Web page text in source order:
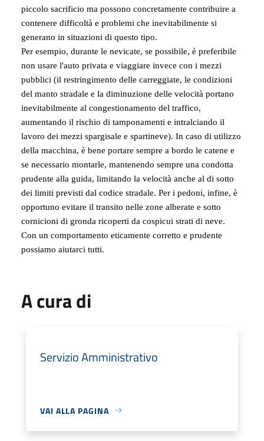
piccolo sacrificio ma possono concretamente contribuire a
contenere difficoltà e problemi che inevitabilmente si
generano in situazioni di questo tipo.
Per esempio, durante le nevicate, se possibile, è preferibile
non usare l'auto privata e viaggiare invece con i mezzi
pubblici (il restringimento delle carreggiate, le condizioni
del manto stradale e la diminuzione delle velocità portano
inevitabilmente al congestionamento del traffico,
aumentando il rischio di tamponamenti e intralciando il
lavoro dei mezzi spargisale e spartineve). In caso di utilizzo
della macchina, è bene portare sempre a bordo le catene e
se necessario montarle, mantenendo sempre una condotta
prudente alla guida, limitando la velocità anche al di sotto
dei limiti previsti dal codice stradale. Per i pedoni, infine, è
opportuno evitare il transito nelle zone alberate e sotto
cornicioni di gronda ricoperti da cospicui strati di neve.
Con un comportamento eticamente corretto e prudente
possiamo aiutarci tutti.
A cura di
Servizio Amministrativo
VAI ALLA PAGINA